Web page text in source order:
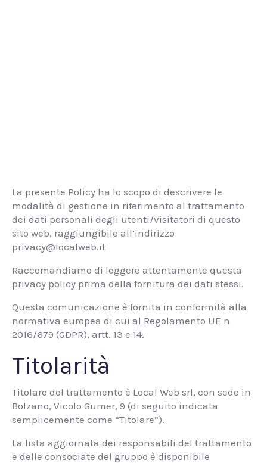
La presente Policy ha lo scopo di descrivere le
modalità di gestione in riferimento al trattamento
dei dati personali degli utenti/visitatori di questo
sito web, raggiungibile all’indirizzo
privacy@localweb.it
Raccomandiamo di leggere attentamente questa
privacy policy prima della fornitura dei dati stessi.
Questa comunicazione è fornita in conformità alla
normativa europea di cui al Regolamento UE n
2016/679 (GDPR), artt. 13 e 14.
Titolarità
Titolare del trattamento è Local Web srl, con sede in
Bolzano, Vicolo Gumer, 9 (di seguito indicata
semplicemente come “Titolare”).
La lista aggiornata dei responsabili del trattamento
e delle consociate del gruppo è disponibile